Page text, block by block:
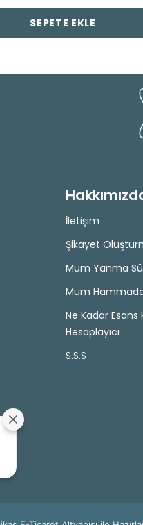
SEPETE EKLE
İletişim
Şikayet
Mum Yanma
Mum
Ne Kadar Esans
Hesaplayıcı
S.S.S